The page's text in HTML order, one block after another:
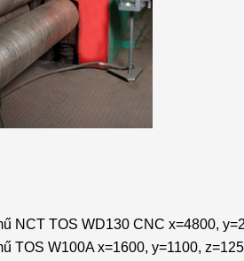
NCT TOS WD130 CNC x=4800,
TOS W100A x=1600, y=1100,